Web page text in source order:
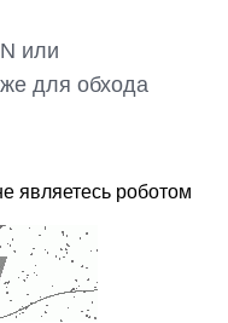
или
для обхода
являетесь роботом